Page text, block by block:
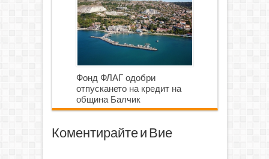
Фонд ФЛАГ одобри
отпускането на кредит на
община Балчик
Коментирайте и Вие